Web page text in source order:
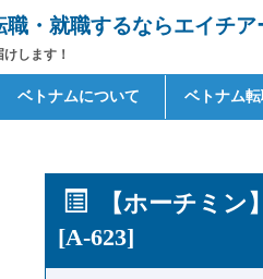
・就職するならエイチア
します！
ベトナムについて ベトナム
【ホーチミン
[A-623]